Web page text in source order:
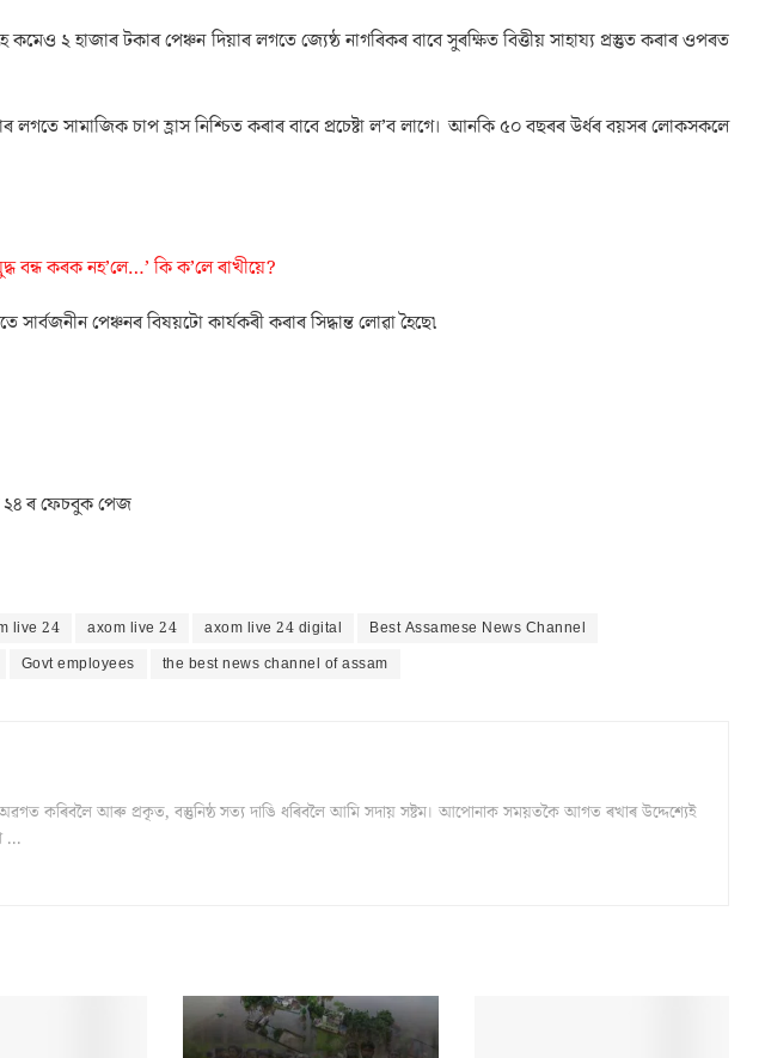
কমেও ২ হাজাৰ টকাৰ পেঞ্চন দিয়াৰ লগতে জ্যেষ্ঠ নাগৰিকৰ বাবে সুৰক্ষিত বিত্তীয় সাহায্য প্ৰস্তুত কৰাৰ ওপৰত
লগতে সামাজিক চাপ হ্ৰাস নিশ্চিত কৰাৰ বাবে প্ৰচেষ্টা ল’ব লাগে। আনকি ৫০ বছৰৰ উৰ্ধৰ বয়সৰ লোকসকলে
বন্ধ কৰক নহ’লে…’ কি ক’লে ৰাখীয়ে?
সাৰ্বজনীন পেঞ্চনৰ বিষয়টো কাৰ্যকৰী কৰাৰ সিদ্ধান্ত লোৱা হৈছে৷
২৪ ৰ ফেচবুক পেজ
live 24 axom live 24 axom live 24 digital
Best Assamese News Channel
Govt employees the best news channel of assam
কৰিবলৈ আৰু প্ৰকৃত, বস্তুনিষ্ঠ সত্য দাঙি ধৰিবলৈ আমি সদায় সষ্টম। আপোনাক সময়তকৈ আগত ৰখাৰ উদ্দেশ্যেই
...